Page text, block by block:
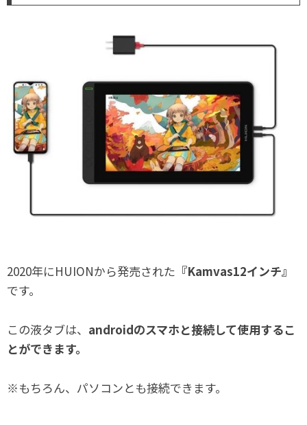
2020年にHUIONから発売された 『Kamvas12インチ』
です。
この液タブは、 androidのスマホと接続して使用するこ
とができます。
※もちろん、パソコンとも接続できます。